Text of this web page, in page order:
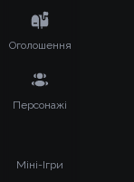
Оголошення
Персонажі
Міні-Ігри